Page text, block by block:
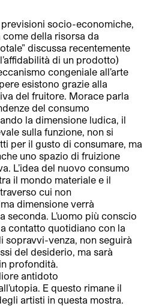
previsioni socio-economiche,
della risorsa da
discussa recentemente
di un prodotto)
congeniale all’arte
esistono grazie alla
del fruitore. Morace parla
del consumo
la dimensione ludica, il
sulla funzione, non si
per il gusto di consumare, ma
uno spazio di fruizione
L’idea del nuovo consumo
il mondo materiale e il
cui non
dimensione verrà
seconda. L’uomo più conscio
contatto quotidiano con la
sopravvi-venza, non seguirà
del desiderio, ma sarà
profondità.
antidoto
E questo rimane il
artisti in questa mostra.